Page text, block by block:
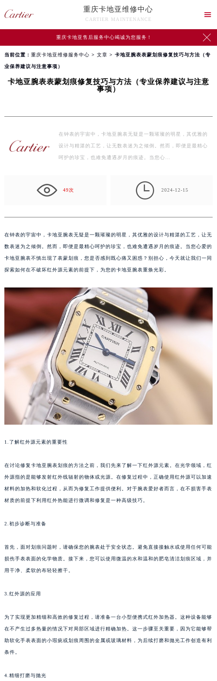
重庆卡地亚维修中心
CARTIER MAINTENANCE

重庆卡地亚售后服务中心竭诚为您服务！ 
当前位置： 重庆卡地亚维修服务中心 > 文章 > 卡地亚腕表表蒙划痕修复技巧与方法（专
业保养建议与注意事项）
卡地亚腕表表蒙划痕修复技巧与方法（专业保养建议与注意
事项）
在钟表的宇宙中，卡地亚腕表无疑是一颗璀璨的明星，其优雅的
设计与精湛的工艺，让无数表迷为之倾倒。然而，即便是最精心
呵护的珍宝，也难免遭遇岁月的痕迹。当您心…
49次  2024-12-15
在钟表的宇宙中，卡地亚腕表无疑是一颗璀璨的明星，其优雅的设计与精湛的工艺，让无
数表迷为之倾倒。然而，即便是最精心呵护的珍宝，也难免遭遇岁月的痕迹。当您心爱的
卡地亚腕表不慎出现了表蒙划痕，您是否感到既心痛又困惑？别担心，今天就让我们一同
探索如何在不破坏红外源元素的前提下，为您的卡地亚腕表重焕光彩。
1.了解红外源元素的重要性
在讨论修复卡地亚腕表划痕的方法之前，我们先来了解一下红外源元素。在光学领域，红
外源指的是能够发射红外线辐射的物体或光源。在修复过程中，正确使用红外源可以加速
材料的加热和软化过程，从而为修复工作提供便利。对于腕表爱好者而言，在不损害手表
材质的前提下利用红外热能进行微调和修复是一种高级技巧。
2.初步诊断与准备
首先，面对划痕问题时，请确保您的腕表处于安全状态。避免直接接触水或使用任何可能
损伤手表表面的化学物质。接下来，您可以使用微温的水和温和的肥皂清洁划痕区域，并
用干净、柔软的布轻轻擦干。
3.红外源的应用
为了实现更加精细和高效的修复过程，请准备一台小型便携式红外加热器。这种设备能够
在不产生过多热量的情况下对局部区域进行精确加热。这一步骤至关重要，因为它能够帮
助软化手表表面的小瑕疵或划痕周围的金属或玻璃材料，为后续打磨和抛光工作创造有利
条件。
4.精细打磨与抛光